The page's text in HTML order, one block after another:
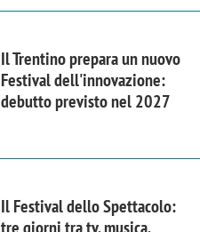
Il Trentino prepara un nuovo
Festival dell'innovazione:
debutto previsto nel 2027
Il Festival dello Spettacolo:
tre giorni tra tv, musica,